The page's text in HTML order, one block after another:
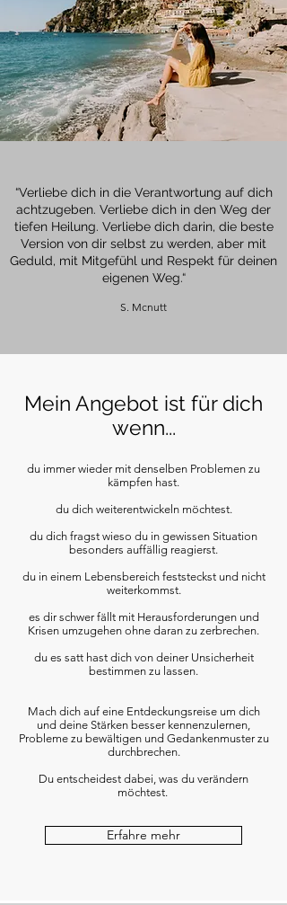
“Verliebe dich in die Verantwortung auf dich
achtzugeben. Verliebe dich in den Weg der
tiefen Heilung. Verliebe dich darin, die beste
Version von dir selbst zu werden, aber mit
Geduld, mit Mitgefühl und Respekt für deinen
eigenen Weg.“
S. Mcnutt
Mein Angebot ist für dich
wenn...
du immer wieder mit denselben Problemen zu
kämpfen hast.
du dich weiterentwickeln möchtest.
du dich fragst wieso du in gewissen Situation
besonders auffällig reagierst.
du in einem Lebensbereich feststeckst und nicht
weiterkommst.
es dir schwer fällt mit Herausforderungen und
Krisen umzugehen ohne daran zu zerbrechen.
du es satt hast dich von deiner Unsicherheit
bestimmen zu lassen.
Mach dich auf eine Entdeckungsreise um dich
und deine Stärken besser kennenzulernen,
Probleme zu bewältigen und Gedankenmuster zu
durchbrechen.
Du entscheidest dabei, was du verändern
möchtest.
Erfahre mehr